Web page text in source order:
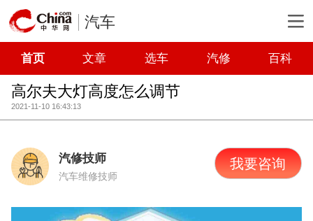
汽车
首页 文章 选车 汽修 百科
高尔夫大灯高度怎么调节
2021-11-10 16:43:13
汽修技师
汽车维修技师
我要咨询